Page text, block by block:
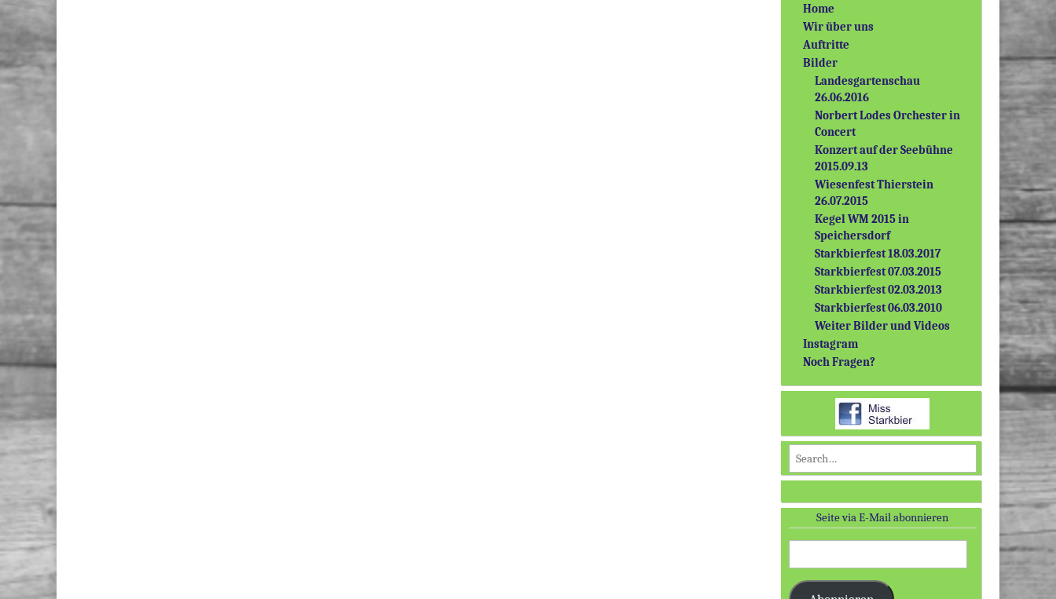
Home
Wir über uns
Auftritte
Bilder
Landesgartenschau
26.06.2016
Norbert Lodes Orchester in
Concert
Konzert auf der Seebühne
2015.09.13
Wiesenfest Thierstein
26.07.2015
Kegel WM 2015 in
Speichersdorf
Starkbierfest 18.03.2017
Starkbierfest 07.03.2015
Starkbierfest 02.03.2013
Starkbierfest 06.03.2010
Weiter Bilder und Videos
Instagram
Noch Fragen?
Search for:
Seite via E-Mail abonnieren
Adresse: